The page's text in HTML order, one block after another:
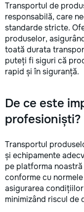
Transportul de
responsabilă, care
standarde stricte.
produselor,
toată durata
puteți fi siguri că
rapid și în siguranță.
De ce este
profesioniști?
Transportul
și echipamente
pe platforma
conforme cu
asigurarea
minimizând riscul de